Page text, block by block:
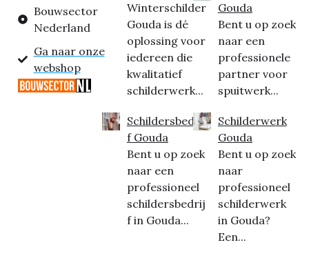
Bouwsector
Nederland
Ga naar onze
webshop
Winterschilder
Gouda is dé
oplossing voor
iedereen die
kwalitatief
schilderwerk...
Schildersbedrij
f Gouda
Bent u op zoek
naar een
professioneel
schildersbedrij
f in Gouda...
Gouda
Bent u op zoek
naar een
professionele
partner voor
spuitwerk...
Schilderwerk
Gouda
Bent u op zoek
naar
professioneel
schilderwerk
in Gouda?
Een...